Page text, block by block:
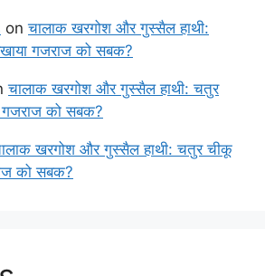
onचालाक खरगोश और गुस्सैल हाथी:
गजराज को सबक?
चालाक खरगोश और गुस्सैल हाथी: चतुर
को सबक?
खरगोश और गुस्सैल हाथी: चतुर चीकू
को सबक?